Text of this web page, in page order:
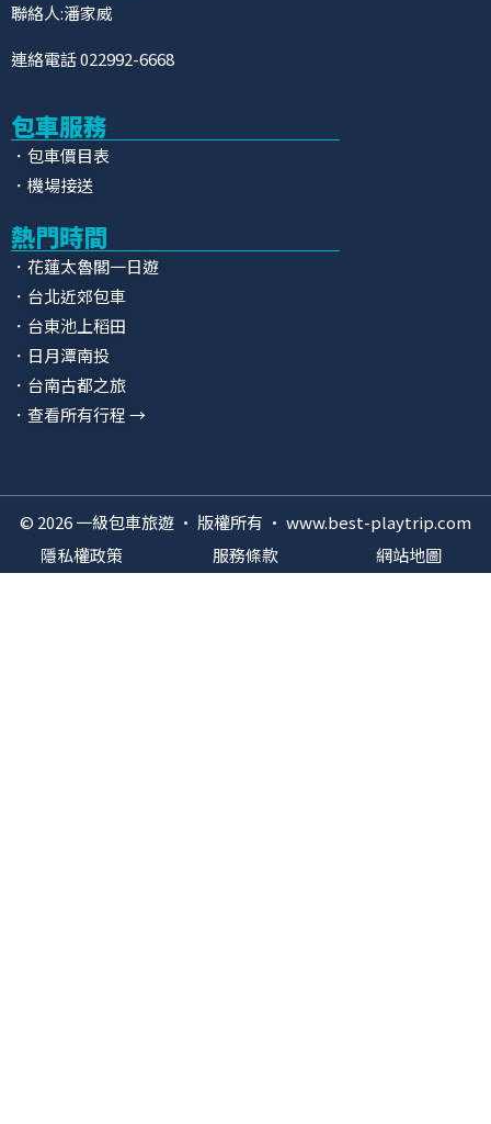
聯絡人:潘家威
連絡電話 022992-6668
包車服務
．包車價目表
．機場接送
熱門時間
．花蓮太魯閣一日遊
．台北近郊包車
．台東池上稻田
．日月潭南投
．台南古都之旅
．查看所有行程 →
© 2026 一級包車旅遊 · 版權所有 · www.best-playtrip.com
隱私權政策
服務條款 網站地圖